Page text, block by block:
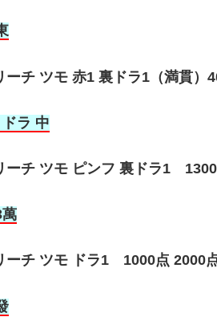
ーチ ツモ 赤1 裏ドラ1（満貫）
ラ 中
ーチ ツモ ピンフ 裏ドラ1
ーチ ツモ ドラ1 1000点 2000